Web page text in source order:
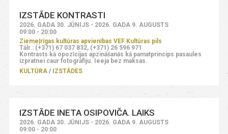
IZSTĀDE KONTRASTI
2026. GADA 30. JŪNIJS - 2026. GADA 9. AUGUSTS
09:00 - 20:00
Ziemeļrīgas kultūras apvienības VEF Kultūras pils
Tālr.: (+371) 67 037 832, (+371) 26 596 971
Kontrasts kā opozīcijas apzināšanās kā pamatprincips pasaules
izpratnei caur fotogrāfiju. Ieeja bez maksas.
KULTŪRA
IZSTĀDES
IZSTĀDE INETA OSIPOVIČA. LAIKS
2026. GADA 30. JŪNIJS - 2026. GADA 9. AUGUSTS
09:00 - 20:00